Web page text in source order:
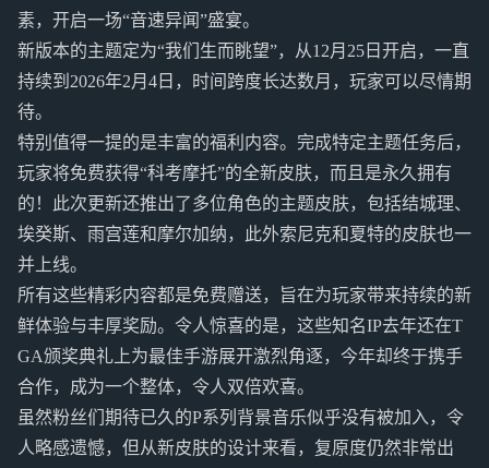
素，开启一场“音速异闻”盛宴。
新版本的主题定为“我们生而眺望”，从12月25日开启，一直
持续到2026年2月4日，时间跨度长达数月，玩家可以尽情期
待。
特别值得一提的是丰富的福利内容。完成特定主题任务后，
玩家将免费获得“科考摩托”的全新皮肤，而且是永久拥有
的！此次更新还推出了多位角色的主题皮肤，包括结城理、
埃癸斯、雨宫莲和摩尔加纳，此外索尼克和夏特的皮肤也一
并上线。
所有这些精彩内容都是免费赠送，旨在为玩家带来持续的新
鲜体验与丰厚奖励。令人惊喜的是，这些知名IP去年还在T
GA颁奖典礼上为最佳手游展开激烈角逐，今年却终于携手
合作，成为一个整体，令人双倍欢喜。
虽然粉丝们期待已久的P系列背景音乐似乎没有被加入，令
人略感遗憾，但从新皮肤的设计来看，复原度仍然非常出